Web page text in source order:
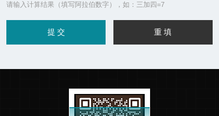
请输入计算结果（填写阿拉伯数字），如：三加四=7